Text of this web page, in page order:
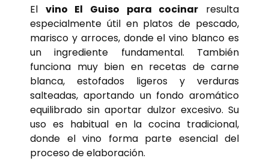
El vino El Guiso para cocinar resulta
especialmente útil en platos de pescado,
marisco y arroces, donde el vino blanco es
un ingrediente fundamental. También
funciona muy bien en recetas de carne
blanca, estofados ligeros y verduras
salteadas, aportando un fondo aromático
equilibrado sin aportar dulzor excesivo. Su
uso es habitual en la cocina tradicional,
donde el vino forma parte esencial del
proceso de elaboración.